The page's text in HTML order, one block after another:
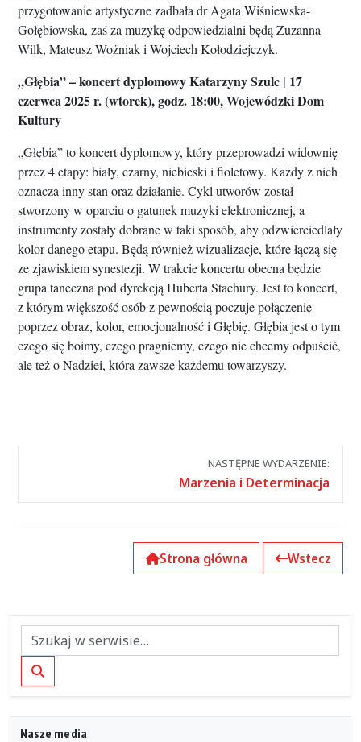
przygotowanie artystyczne zadbała dr Agata Wiśniewska-
Gołębiowska, zaś za muzykę odpowiedzialni będą Zuzanna
Wilk, Mateusz Wożniak i Wojciech Kołodziejczyk.
„Głębia” – koncert dyplomowy Katarzyny Szulc | 17
czerwca 2025 r. (wtorek), godz. 18:00, Wojewódzki Dom
Kultury
„Głębia” to koncert dyplomowy, który przeprowadzi widownię
przez 4 etapy: biały, czarny, niebieski i fioletowy. Każdy z nich
oznacza inny stan oraz działanie. Cykl utworów został
stworzony w oparciu o gatunek muzyki elektronicznej, a
instrumenty zostały dobrane w taki sposób, aby odzwierciedlały
kolor danego etapu. Będą również wizualizacje, które łączą się
ze zjawiskiem synestezji. W trakcie koncertu obecna będzie
grupa taneczna pod dyrekcją Huberta Stachury. Jest to koncert,
z którym większość osób z pewnością poczuje połączenie
poprzez obraz, kolor, emocjonalność i Głębię. Głębia jest o tym
czego się boimy, czego pragniemy, czego nie chcemy odpuścić,
ale też o Nadziei, która zawsze każdemu towarzyszy.
NASTĘPNE WYDARZENIE:
Marzenia i Determinacja
Strona główna Wstecz
Szukaj
Nasze media